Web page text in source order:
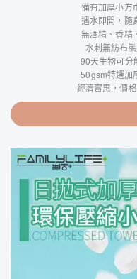
備有加厚小方
遇水即開，隨
無酒精、香精
水刺無紡布
90天生物可分
50gsm特選加
經濟實惠，價